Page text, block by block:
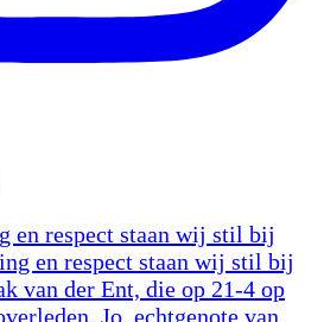
en respect staan wij stil bij